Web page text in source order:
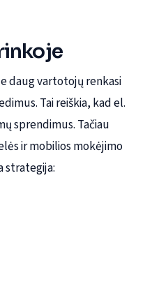
daug vartotojų renkasi
Tai reiškia, kad el.
sprendimus. Tačiau
ir mobilios mokėjimo
strategija: